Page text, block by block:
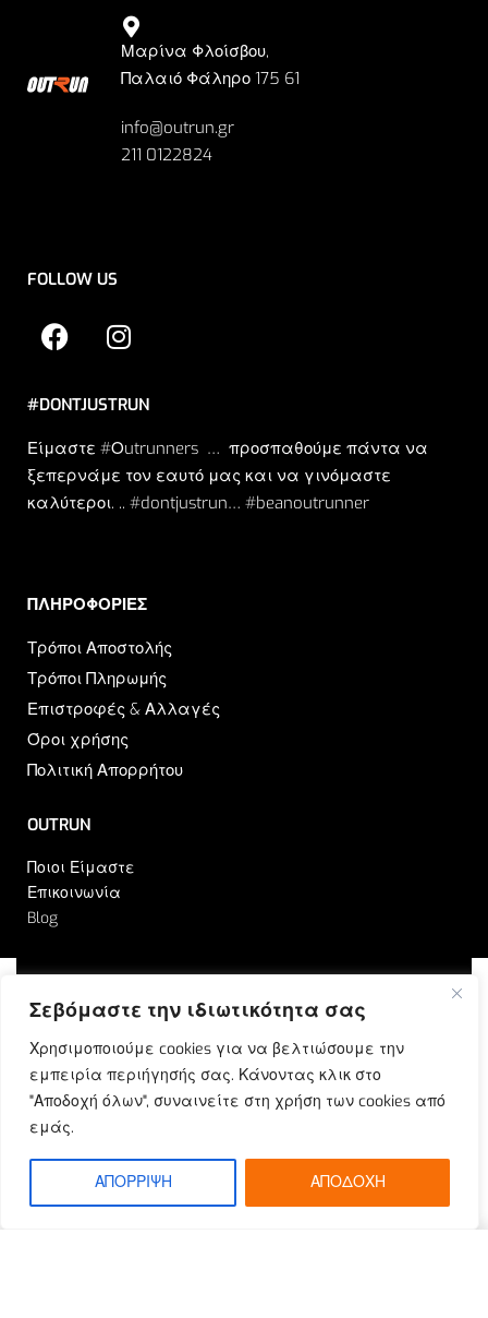
Σεβόμαστε την ιδιωτικότητα σας
Χρησιμοποιούμε cookies για να βελτιώσουμε την
εμπειρία περιήγησής σας. Κάνοντας κλικ στο
"Αποδοχή όλων", συναινείτε στη χρήση των cookies από
εμάς.
ΑΠΟΡΡΙΨΗ ΑΠΟΔΟΧΗ
Μαρίνα Φλοίσβου,
Παλαιό Φάληρο 175 61
info@outrun.gr
211 0122824
FOLLOW US
#DONTJUSTRUN
Είμαστε #Οutrunners … προσπαθούμε πάντα να
ξεπερνάμε τον εαυτό μας και να γινόμαστε
καλύτεροι. .. #dontjustrun… #beanoutrunner
ΠΛΗΡΟΦΟΡΙΕΣ​
Τρόποι Αποστολής
Τρόποι Πληρωμής
Επιστροφές & Αλλαγές
Όροι χρήσης
Πολιτική Απορρήτου
OUTRUN
Ποιοι Είμαστε
Επικοινωνία
Blog
ETOUCH